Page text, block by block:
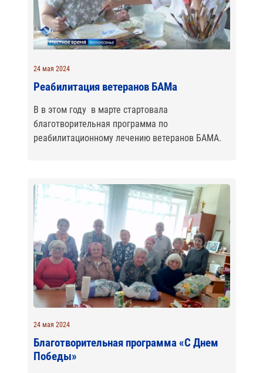
24 мая 2024
Реабилитация ветеранов БАМа
В в этом году в марте стартовала
благотворительная программа по
реабилитационному лечению ветеранов БАМА.
24 мая 2024
Благотворительная программа «С Днем
Победы»